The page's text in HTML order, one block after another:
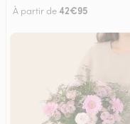
À partir de42€95